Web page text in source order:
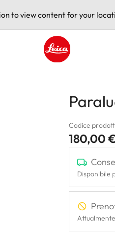
to view content for your
Codice
180,00
Disponibile